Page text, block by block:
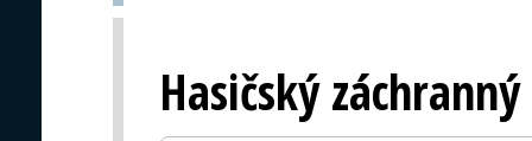
Hasičský